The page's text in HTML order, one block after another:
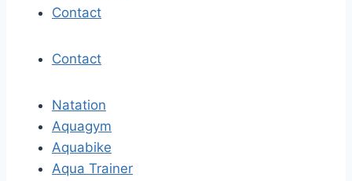
Contact
Contact
Natation
Aquagym
Aquabike
Aqua Trainer